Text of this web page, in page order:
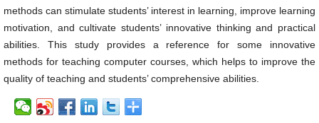
methods can stimulate students’ interest in learning, improve learning
motivation, and cultivate students’ innovative thinking and practical
abilities. This study provides a reference for some innovative
methods for teaching computer courses, which helps to improve the
quality of teaching and students’ comprehensive abilities.